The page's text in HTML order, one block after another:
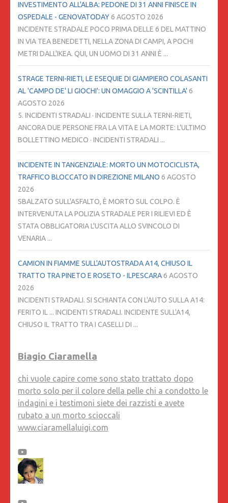
INVESTIMENTO ALL'ALBA: PEDONE DI 31 ANNI FINISCE IN
OSPEDALE - GENOVATODAY6 AGOSTO 2026
INCIDENTE STRADALE POCO PRIMA DELLE 6 DEL MATTINO
IN VIA TEA BENEDETTI, NELLA ZONA DI CAMPI, A POCHI
METRI DALL'IKEA. QUI, UN UOMO DI 31 ANNI È ...
STRAGE TERNI-RIETI, LE ESEQUIE DI GIAMPIERO COLASANTI
AL 'CAMPO DE' LI GIOCHI': UN OMAGGIO A 'SCINTILLA' 6
AGOSTO 2026
5. INCIDENTI STRADALI · INCIDENTE SULLA TERNI-RIETI,
ANCORA DUE PERSONE FRA LA VITA E LA MORTE: L'ULTIMO
BOLLETTINO MEDICO · INCIDENTI STRADALI ...
INCIDENTE IN TANGENZIALE: MORTO UN MOTOCICLISTA,
TRAFFICO BLOCCATO IN DIREZIONE MILANO 6 AGOSTO
2026
SBALZATO SULL'ASFALTO, È MORTO SUL COLPO. È
INTERVENUTA LA POLIZIA STRADALE PER I RILIEVI ED È
STATA OBBLIGATORIA L'USCITA ALLO SVINCOLO DI
VENARIA ...
CAMION IN FIAMME SULL'AUTOSTRADA A14, CHIUSO IL
TRATTO TRA PINETO E ROSETO - ILPESCARA6 AGOSTO
2026
INCIDENTI STRADALI. SI SCHIANTA CON L'AUTO SULLA A14:
FERITO IL ... INCIDENTI STRADALI. INCIDENTE SULL'A14,
CHIUSO IL TRATTO TRA I CASELLI DI ...
Biagio Ciaramella
chi vuole capire come sono stato trattato dopo
morto solo per il colore della pelle chi a condotto le
indagini e i testimoni siete dei razzisti e avete
rubato a un morto scioccali
www.ciaramellaluigi.com